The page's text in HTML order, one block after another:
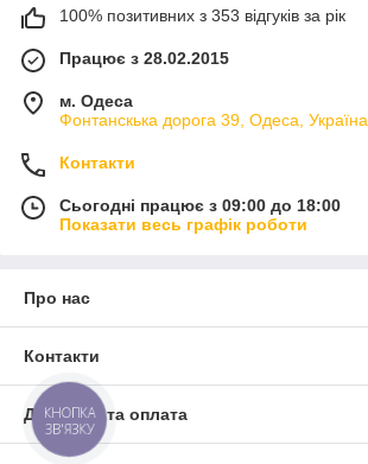
100% позитивних з 353 відгуків за рік
Працює з 28.02.2015
м. Одеса
Фонтанскька дорога 39, Одеса, Україна
Контакти
Сьогодні працює з 09:00 до 18:00
Показати весь графік роботи
Про нас
Контакти
Доставка та оплата
КНОПКА
ЗВ'ЯЗКУ